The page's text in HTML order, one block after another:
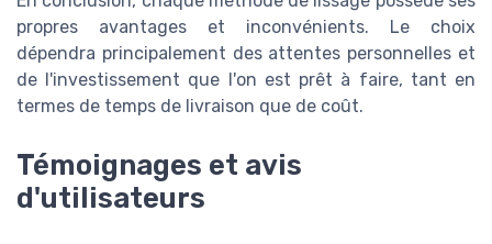
propres avantages et inconvénients. Le choix
dépendra principalement des attentes personnelles et
de l'investissement que l'on est prêt à faire, tant en
termes de temps de livraison que de coût.
Témoignages et avis
d'utilisateurs